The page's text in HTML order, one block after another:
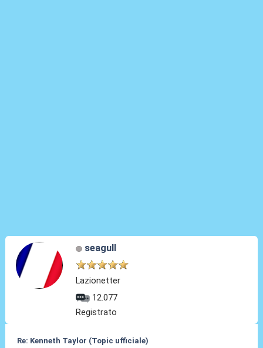
seagull
Lazionetter
12.077
Registrato
Re: Kenneth Taylor (Topic ufficiale)